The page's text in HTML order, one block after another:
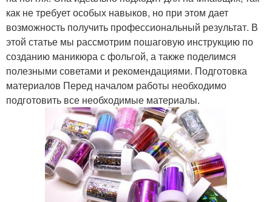
как не требует особых навыков, но при этом дает
возможность получить профессиональный результат. В
этой статье мы рассмотрим пошаговую инструкцию по
созданию маникюра с фольгой, а также поделимся
полезными советами и рекомендациями. Подготовка
материалов Перед началом работы необходимо
подготовить все необходимые материалы.